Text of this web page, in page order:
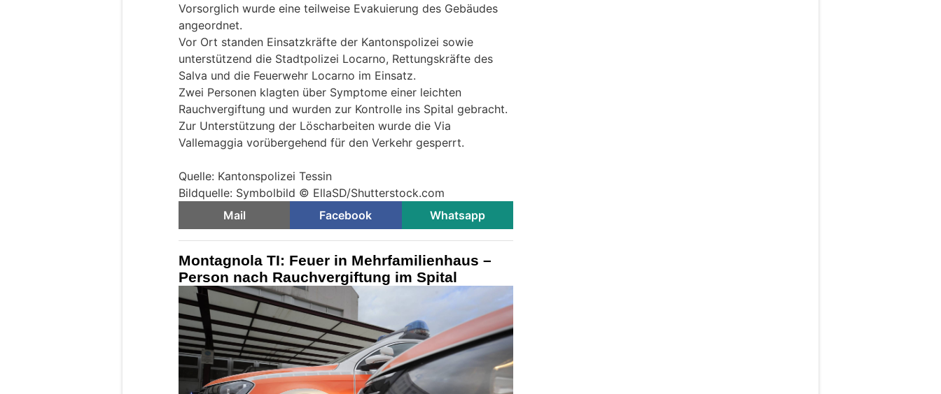
Vorsorglich wurde eine teilweise Evakuierung des Gebäudes
angeordnet.
Vor Ort standen Einsatzkräfte der Kantonspolizei sowie
unterstützend die Stadtpolizei Locarno, Rettungskräfte des
Salva und die Feuerwehr Locarno im Einsatz.
Zwei Personen klagten über Symptome einer leichten
Rauchvergiftung und wurden zur Kontrolle ins Spital gebracht.
Zur Unterstützung der Löscharbeiten wurde die Via
Vallemaggia vorübergehend für den Verkehr gesperrt.
Quelle: Kantonspolizei Tessin
Bildquelle: Symbolbild © EllaSD/Shutterstock.com
Mail
Facebook Whatsapp
Montagnola TI: Feuer in Mehrfamilienhaus –
Person nach Rauchvergiftung im Spital